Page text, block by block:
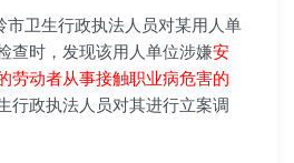
市卫生行政执法人员对某用人单
查时，发现该用人单位涉嫌安
劳动者从事接触职业病危害的
行政执法人员对其进行立案调